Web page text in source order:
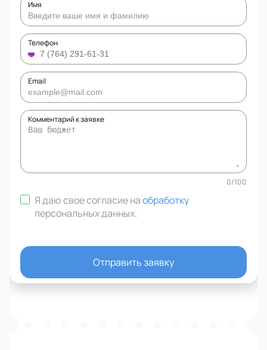
Имя
Телефон
Email
Комментарий к заявке
0/100
Я даю свое согласие наобработку
персональных данных.
Отправить заявку